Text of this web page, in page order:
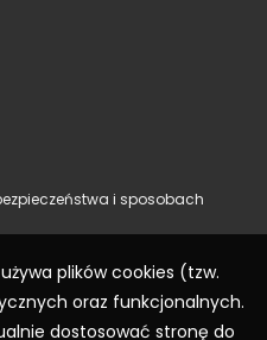
i sposobach
plików cookies (tzw.
oraz funkcjonalnych.
dostosować stronę do